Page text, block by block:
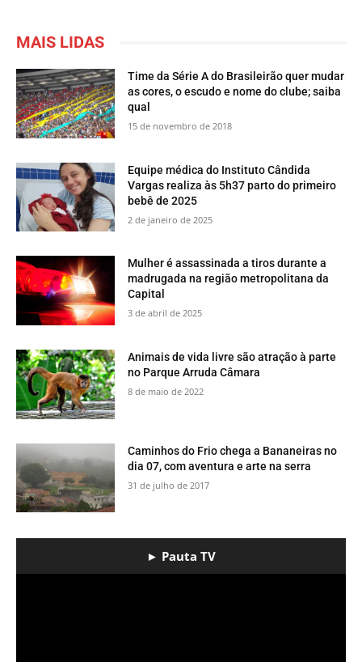
MAIS LIDAS
Time da Série A do Brasileirão quer mudar
as cores, o escudo e nome do clube; saiba
qual
15 de novembro de 2018
Equipe médica do Instituto Cândida
Vargas realiza às 5h37 parto do primeiro
bebê de 2025
2 de janeiro de 2025
Mulher é assassinada a tiros durante a
madrugada na região metropolitana da
Capital
3 de abril de 2025
​Animais de vida livre são atração à parte
no Parque Arruda Câmara
8 de maio de 2022
​Caminhos do Frio chega a Bananeiras no
dia 07, com aventura e arte na serra
31 de julho de 2017
► Pauta TV